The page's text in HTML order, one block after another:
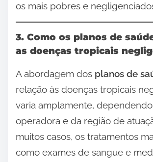
os mais pobres e
3. Como os planos de
as doenças tropicais
A abordagem dos planos de
relação às doenças tropicais
varia amplamente,
operadora e da região de
muitos casos, os tratamentos
como exames de sangue e